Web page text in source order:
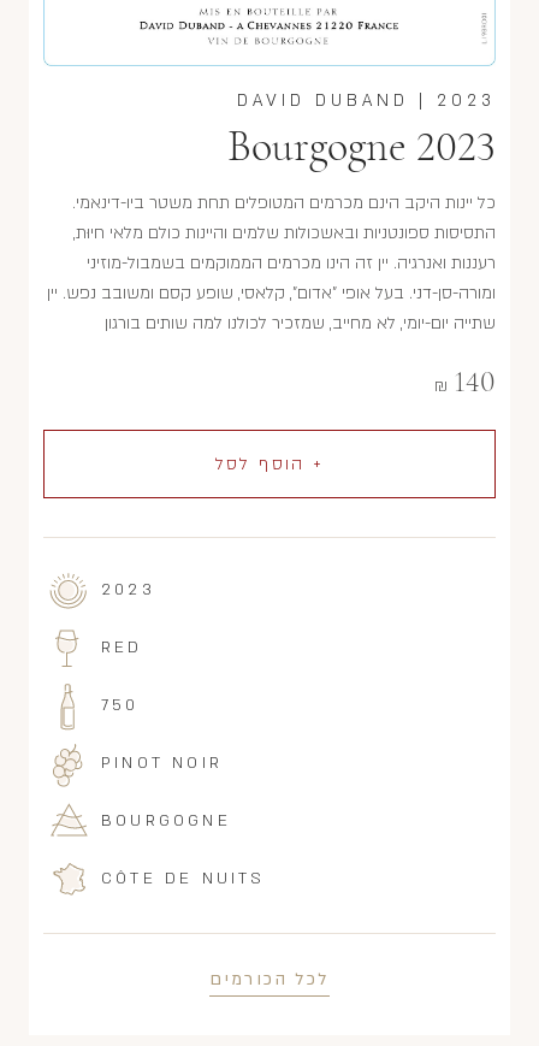
2023
|
DAVID DUBAND
Bourgogne 2023
כל יינות היקב הינם מכרמים המטופלים תחת משטר ביו-דינאמי.
התסיסות ספונטניות ובאשכולות שלמים והיינות כולם מלאי חיוּת,
רעננות ואנרגיה. יין זה הינו מכרמים הממוקמים בשמבול-מוזיני
ומורה-סן-דני. בעל אופי "אדום", קלאסי, שופע קסם ומשובב נפש. יין
שתייה יום-יומי, לא מחייב, שמזכיר לכולנו למה שותים בורגון
140
₪
+ הוסף לסל
2023
RED
750
PINOT NOIR
BOURGOGNE
CÔTE DE NUITS
לכל הכורמים